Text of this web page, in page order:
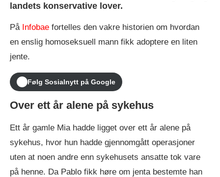
landets konservative lover.
På Infobae fortelles den vakre historien om hvordan
en enslig homoseksuell mann fikk adoptere en liten
jente.
Følg Sosialnytt på Google
Over ett år alene på sykehus
Ett år gamle Mia hadde ligget over ett år alene på
sykehus, hvor hun hadde gjennomgått operasjoner
uten at noen andre enn sykehusets ansatte tok vare
på henne. Da Pablo fikk høre om jenta bestemte han